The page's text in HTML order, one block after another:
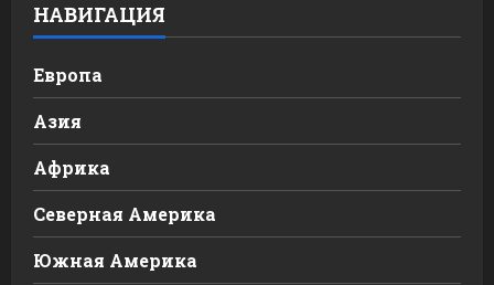
НАВИГАЦИЯ
Европа
Азия
Африка
Северная Америка
Южная Америка